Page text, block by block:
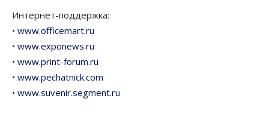
Интернет-поддержка:
• www.officemart.ru
• www.exponews.ru
• www.print-forum.ru
• www.pechatnick.com
• www.suvenir.segment.ru